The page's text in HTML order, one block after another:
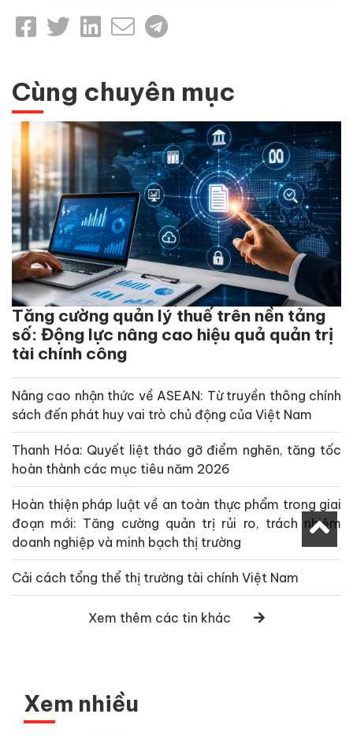
Cùng chuyên mục
Tăng cường quản lý thuế trên nền tảng
số: Động lực nâng cao hiệu quả quản trị
tài chính công
Nâng cao nhận thức về ASEAN: Từ truyền thông chính
sách đến phát huy vai trò chủ động của Việt Nam
Thanh Hóa: Quyết liệt tháo gỡ điểm nghẽn, tăng tốc
hoàn thành các mục tiêu năm 2026
Hoàn thiện pháp luật về an toàn thực phẩm trong giai
đoạn mới: Tăng cường quản trị rủi ro, trách nhiệm
doanh nghiệp và minh bạch thị trường
Cải cách tổng thể thị trường tài chính Việt Nam
Xem thêm các tin khác
Xem nhiều